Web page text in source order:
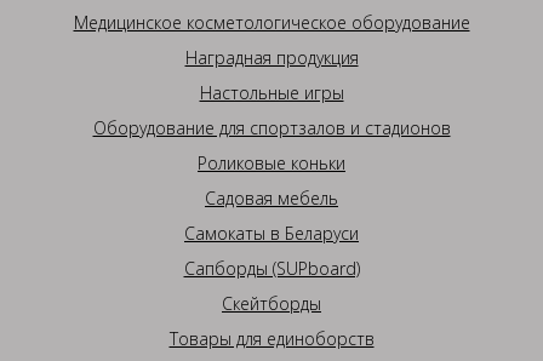
Медицинское косметологическое оборудование
Наградная продукция
Настольные игры
Оборудование для спортзалов и стадионов
Роликовые коньки
Садовая мебель
Самокаты в Беларуси
Сапборды (SUPboard)
Скейтборды
Товары для единоборств